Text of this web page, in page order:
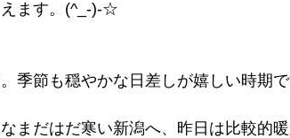
ます。(^_-)-☆
季節も穏やかな日差しが嬉しい時期
まだはだ寒い新潟へ、昨日は比較的